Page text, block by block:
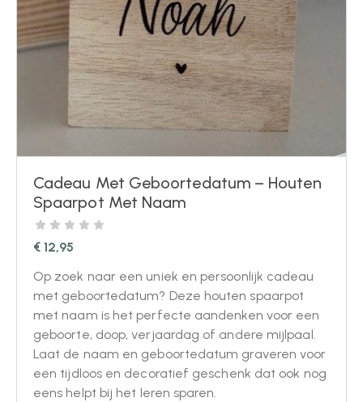
Cadeau Met Geboortedatum – Houten
Spaarpot Met Naam
€ 12,95
Op zoek naar een uniek en persoonlijk cadeau
met geboortedatum? Deze houten spaarpot
met naam is het perfecte aandenken voor een
geboorte, doop, verjaardag of andere mijlpaal.
Laat de naam en geboortedatum graveren voor
een tijdloos en decoratief geschenk dat ook nog
eens helpt bij het leren sparen.